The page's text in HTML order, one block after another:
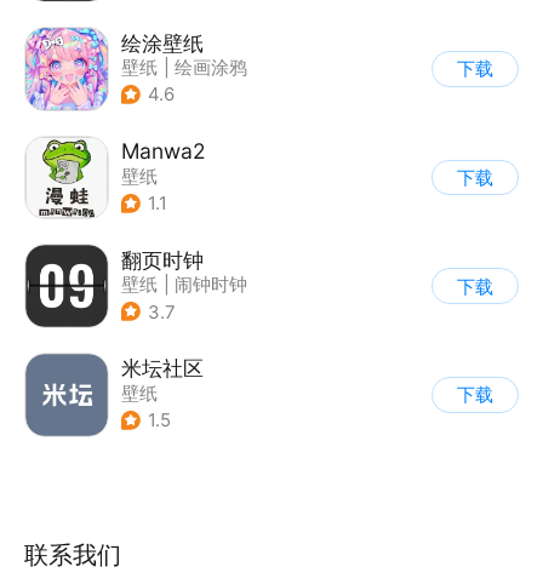
绘涂壁纸
壁纸
绘画涂鸦
4.6
下载
Manwa2
壁纸
1.1
下载
翻页时钟
壁纸
闹钟时钟
3.7
下载
米坛社区
壁纸
1.5
下载
联系我们